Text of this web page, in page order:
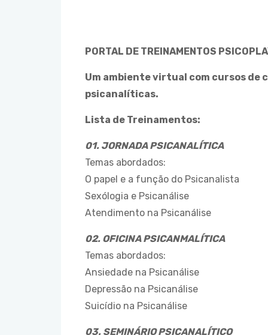
PORTAL DE TREINAMENTOS
Um ambiente virtual com cursos de
psicanalíticas.
Lista de Treinamentos:
01. JORNADA PSICANALÍTICA
Temas abordados:
O papel e a função do Psicanalista
Sexólogia e Psicanálise
Atendimento na Psicanálise
02. OFICINA PSICANMALÍTICA
Temas abordados:
Ansiedade na Psicanálise
Depressão na Psicanálise
Suicídio na Psicanálise
03. SEMINÁRIO PSICANALÍTICO